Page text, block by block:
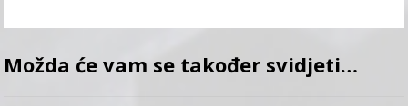
Možda će vam se također svidjeti…